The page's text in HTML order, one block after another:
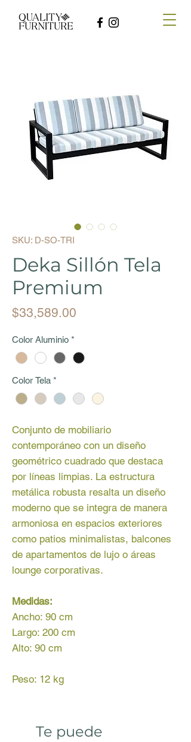
SKU: D-SO-TRI
Deka Sillón Tela
Premium
$33,589.00
Color Aluminio *
Color Tela *
Conjunto de mobiliario
contemporáneo con un diseño
geométrico cuadrado que destaca
por líneas limpias. La estructura
metálica robusta resalta un diseño
moderno que se integra de manera
armoniosa en espacios exteriores
como patios minimalistas, balcones
de apartamentos de lujo o áreas
lounge corporativas.
Medidas:
Ancho: 90 cm
Largo: 200 cm
Alto: 90 cm
Peso: 12 kg
Te puede